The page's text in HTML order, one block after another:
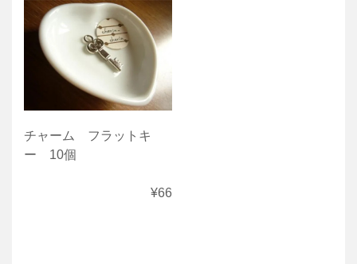
チャーム フラットキ
ー 10個
¥66